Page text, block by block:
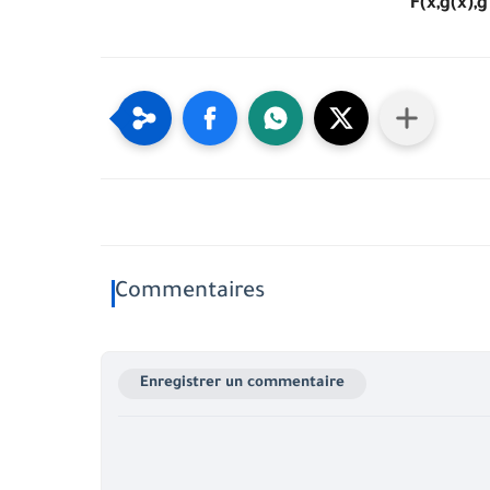
Commentaires
Enregistrer un commentaire